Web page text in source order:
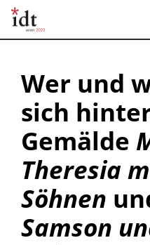
Wer und
sich
Gemälde
Theresia
Söhnen
Samson